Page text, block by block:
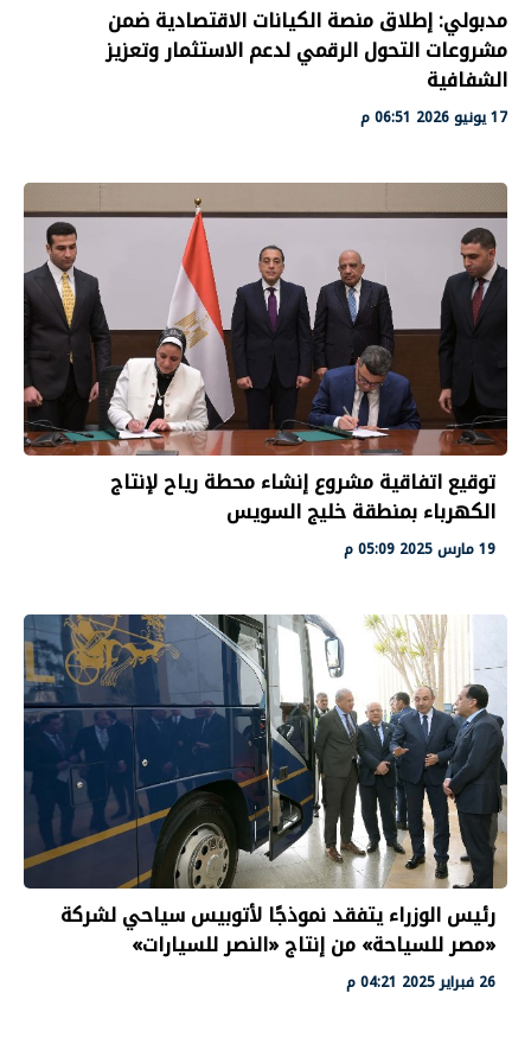
مدبولي: إطلاق منصة الكيانات الاقتصادية ضمن
مشروعات التحول الرقمي لدعم الاستثمار وتعزيز
الشفافية
17 يونيو 2026 06:51 م
توقيع اتفاقية مشروع إنشاء محطة رياح لإنتاج
الكهرباء بمنطقة خليج السويس
19 مارس 2025 05:09 م
رئيس الوزراء يتفقد نموذجًا لأتوبيس سياحي لشركة
«مصر للسياحة» من إنتاج «النصر للسيارات»
26 فبراير 2025 04:21 م